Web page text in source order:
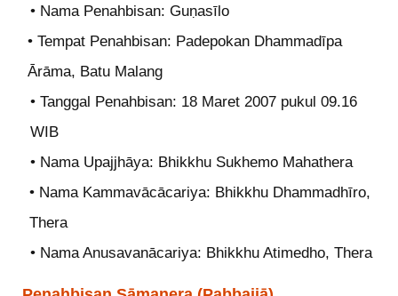
• Nama Penahbisan: Guṇasīlo
• Tempat Penahbisan: Padepokan Dhammadīpa
Ārāma, Batu Malang
• Tanggal Penahbisan: 18 Maret 2007 pukul 09.16
WIB
• Nama Upajjhāya: Bhikkhu Sukhemo Mahathera
• Nama Kammavācācariya: Bhikkhu Dhammadhīro,
Thera
• Nama Anusavanācariya: Bhikkhu Atimedho, Thera